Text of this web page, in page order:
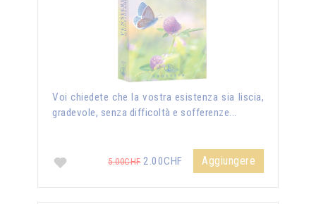
Voi chiedete che la vostra esistenza sia liscia,
gradevole, senza difficoltà e sofferenze...
5.00CHF2.00CHF Aggiungere